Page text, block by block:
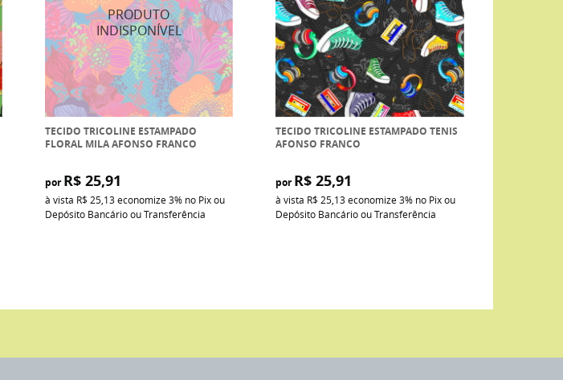
TECIDO TRICOLINE ESTAMPADO
FLORAL MILA AFONSO FRANCO
por R$ 25,91
à vista R$ 25,13economize3% no Pix ou
Depósito Bancário ou Transferência
TECIDO TRICOLINE ESTAMPADO TENIS
AFONSO FRANCO
por R$ 25,91
à vista R$ 25,13economize3% no Pix ou
Depósito Bancário ou Transferência